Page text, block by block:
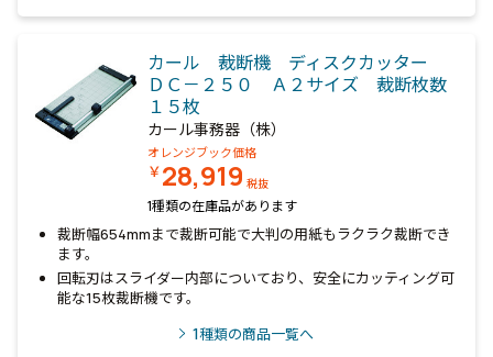
カール 裁断機 ディスクカッター
ＤＣ－２５０ Ａ２サイズ 裁断枚数
１５枚
カール事務器（株）
オレンジブック価格
￥28,919 税抜
1種類の在庫品があります
裁断幅654mmまで裁断可能で大判の用紙もラクラク裁断でき
ます。
回転刃はスライダー内部についており、安全にカッティング可
能な15枚裁断機です。
1種類の商品一覧へ